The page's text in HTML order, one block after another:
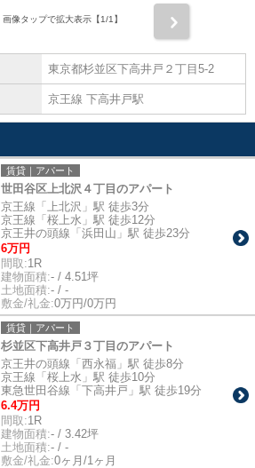
画像タップで拡大表示【1/1】
東京都杉並区下高井戸２丁目5-2
京王線 下高井戸駅
賃貸｜アパート
世田谷区上北沢４丁目のアパート
京王線「上北沢」駅 徒歩3分
京王線「桜上水」駅 徒歩12分
京王井の頭線「浜田山」駅 徒歩23分
6万円
間取:1R
建物面積:- / 4.51坪
土地面積:- / -
敷金/礼金:0万円/0万円
賃貸｜アパート
杉並区下高井戸３丁目のアパート
京王井の頭線「西永福」駅 徒歩8分
京王線「桜上水」駅 徒歩10分
東急世田谷線「下高井戸」駅 徒歩19分
6.4万円
間取:1R
建物面積:- / 3.42坪
土地面積:- / -
敷金/礼金:0ヶ月/1ヶ月